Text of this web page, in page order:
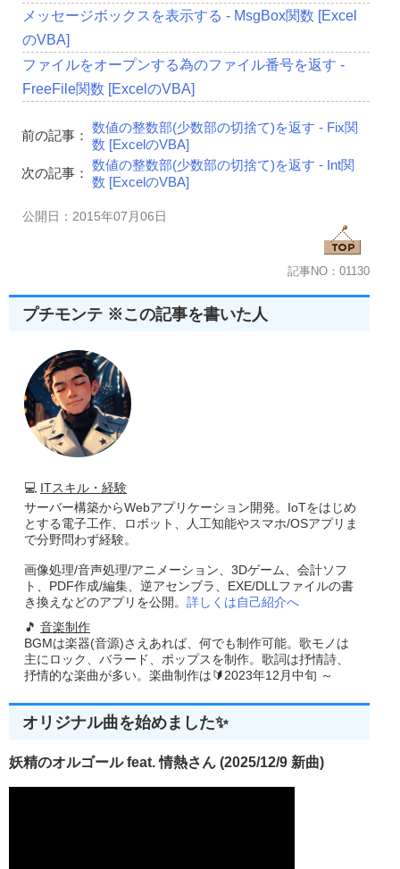
メッセージボックスを表示する - MsgBox関数 [Excel
のVBA]
ファイルをオープンする為のファイル番号を返す -
FreeFile関数 [ExcelのVBA]
前の記事：
数値の整数部(少数部の切捨て)を返す - Fix関
数 [ExcelのVBA]
次の記事：
数値の整数部(少数部の切捨て)を返す - Int関
数 [ExcelのVBA]
公開日：2015年07月06日
記事NO：01130
プチモンテ ※この記事を書いた人
💻 ITスキル・経験
サーバー構築からWebアプリケーション開発。IoTをはじめ
とする電子工作、ロボット、人工知能やスマホ/OSアプリま
で分野問わず経験。
画像処理/音声処理/アニメーション、3Dゲーム、会計ソフ
ト、PDF作成/編集、逆アセンブラ、EXE/DLLファイルの書
き換えなどのアプリを公開。 詳しくは自己紹介へ
🎵 音楽制作
BGMは楽器(音源)さえあれば、何でも制作可能。歌モノは
主にロック、バラード、ポップスを制作。歌詞は抒情詩、
抒情的な楽曲が多い。楽曲制作は🔰2023年12月中旬 ～
オリジナル曲を始めました✨
妖精のオルゴール feat. 情熱さん (2025/12/9 新曲)